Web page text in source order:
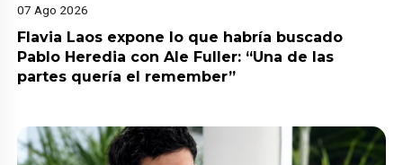
07 Ago 2026
Flavia Laos expone lo que habría buscado
Pablo Heredia con Ale Fuller: “Una de las
partes quería el remember”